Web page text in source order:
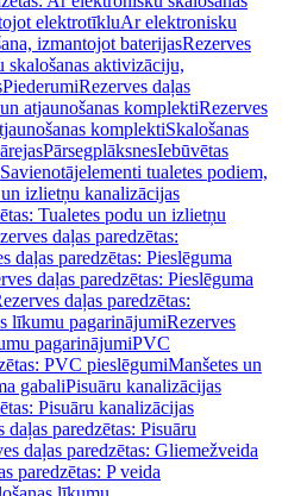
elektrotīkluAr elektronisku
izmantojot baterijasRezerves
skalošanas aktivizāciju,
PiederumiRezerves daļas
atjaunošanas komplektiRezerves
komplektiSkalošanas
PārsegplāksnesIebūvētas
Savienotājelementi tualetes podiem,
izlietņu kanalizācijas
Tualetes podu un izlietņu
daļas paredzētas:
daļas paredzētas: Pieslēguma
daļas paredzētas: Pieslēguma
daļas paredzētas:
līkumu pagarinājumiRezerves
pagarinājumiPVC
PVC pieslēgumiManšetes un
gabaliPisuāru kanalizācijas
Pisuāru kanalizācijas
daļas paredzētas: Pisuāru
daļas paredzētas: Gliemežveida
paredzētas: P veida